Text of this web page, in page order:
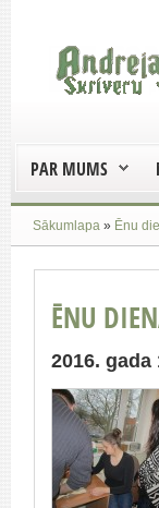
PAR MUMS
Sākumlapa » Ēnu
ĒNU
2016. gada